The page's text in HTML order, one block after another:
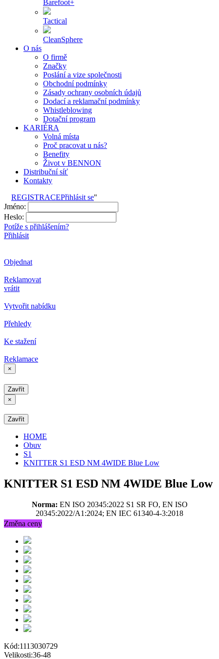
Barefoot+
Tactical
CleanSphere
O nás
O firmě
Značky
Poslání a vize společnosti
Obchodní podmínky
Zásady ochrany osobních údajů
Dodací a reklamační podmínky
Whistleblowing
Dotační program
KARIÉRA
Volná místa
Proč pracovat u nás?
Benefity
Život v BENNON
Distribuční síť
Kontakty
REGISTRACEPřihlásit se"
Jméno:
Heslo:
Potíže s přihlášením?
Přihlásit
Objednat
Reklamovat
vrátit
Vytvořit nabídku
Přehledy
Ke stažení
Reklamace
×
Zavřít
×
Zavřít
HOME
Obuv
S1
KNITTER S1 ESD NM 4WIDE Blue Low
KNITTER S1 ESD NM 4WIDE Blue Low
Norma: EN ISO 20345:2022 S1 SR FO, EN ISO
20345:2022/A1:2024; EN IEC 61340-4-3:2018
Změna ceny
Kód:1113030729
Velikosti:36-48